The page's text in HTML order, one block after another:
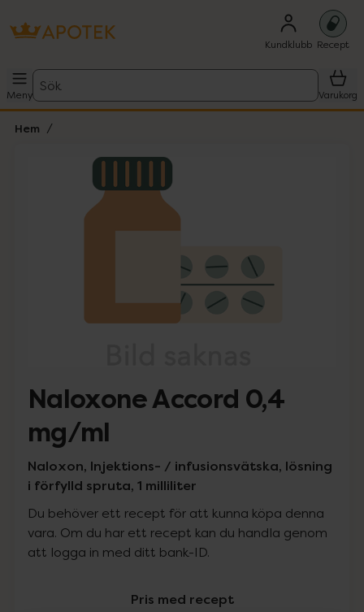
Kundklubb Recept
Meny
Sök
Varukorg
Hem
Lista: . Innehåller 1 objekt.
Naloxone Accord 0,4
mg/ml
Naloxon, Injektions- / infusionsvätska, lösning
i förfylld spruta, 1 milliliter
Du behöver ett recept för att kunna köpa denna
vara. Om du har ett recept kan du handla genom
att logga in med ditt bank-ID.
Pris med recept